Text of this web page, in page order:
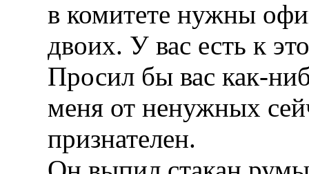
в комитете нужны
двоих. У вас есть к
Просил бы вас как-
меня от ненужных
признателен.